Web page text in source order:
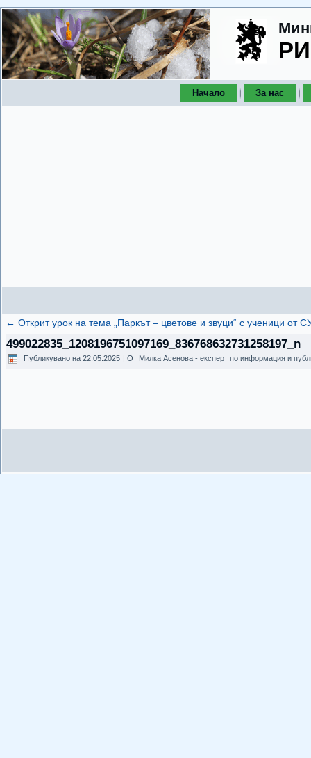
Начало За нас
← Открит урок на тема „Паркът – цветове и звуци“ с ученици от
499022835_1208196751097169_836768632731258197_n
Публикувано на 22.05.2025 | От Милка Асенова - експерт по информация и